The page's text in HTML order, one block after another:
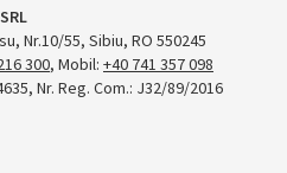
Nr.10/55, Sibiu, RO 550245
300, Mobil: +40 741 357 098
Nr. Reg. Com.: J32/89/2016